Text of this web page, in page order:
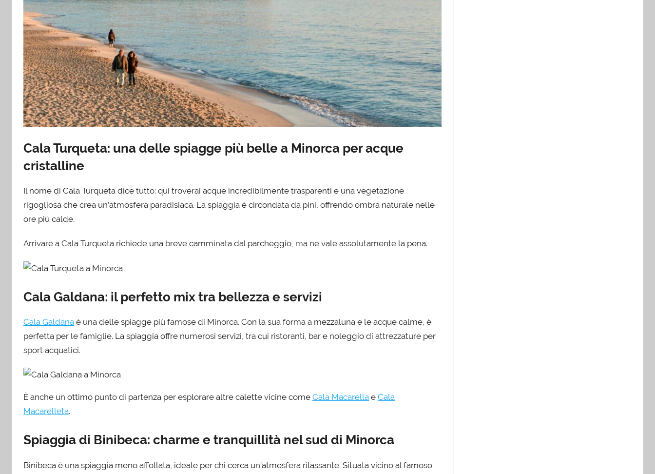
Cala Turqueta: una delle spiagge più belle a Minorca per acque
cristalline
Il nome di Cala Turqueta dice tutto: qui troverai acque incredibilmente trasparenti e una vegetazione
rigogliosa che crea un’atmosfera paradisiaca. La spiaggia è circondata da pini, offrendo ombra naturale nelle
ore più calde.
Arrivare a Cala Turqueta richiede una breve camminata dal parcheggio, ma ne vale assolutamente la pena.
Cala Galdana: il perfetto mix tra bellezza e servizi
Cala Galdana è una delle spiagge più famose di Minorca. Con la sua forma a mezzaluna e le acque calme, è
perfetta per le famiglie. La spiaggia offre numerosi servizi, tra cui ristoranti, bar e noleggio di attrezzature per
sport acquatici.
È anche un ottimo punto di partenza per esplorare altre calette vicine come Cala Macarella e Cala
Macarelleta.
Spiaggia di Binibeca: charme e tranquillità nel sud di Minorca
Binibeca è una spiaggia meno affollata, ideale per chi cerca un’atmosfera rilassante. Situata vicino al famoso